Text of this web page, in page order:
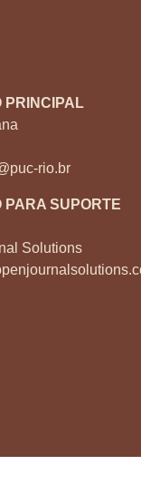
PRINCIPAL
rio.br
PARA SUPORTE
Solutions